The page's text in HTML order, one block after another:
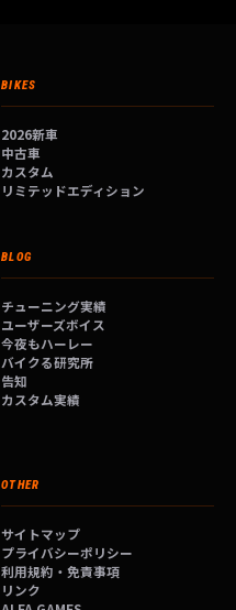
BIKES
2026新車
中古車
カスタム
リミテッドエディション
BLOG
チューニング実績
ユーザーズボイス
今夜もハーレー
バイクる研究所
告知
カスタム実績
OTHER
サイトマップ
プライバシーポリシー
利用規約・免責事項
リンク